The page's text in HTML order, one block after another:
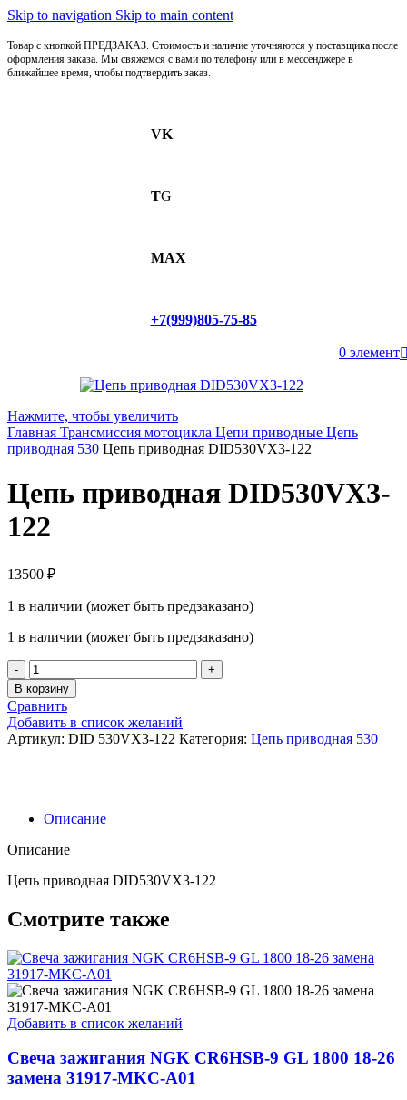
Skip to navigation Skip to main content
Товар с кнопкой ПРЕДЗАКАЗ. Стоимость и наличие уточняются у поставщика после
оформления заказа. Мы свяжемся с вами по телефону или в мессенджере в
ближайшее время, чтобы подтвердить заказ.
VK
TG
MAX
+7(999)805-75-85
0 элемент
Нажмите, чтобы увеличить
Главная Трансмиссия мотоцикла Цепи приводные Цепь
приводная 530 Цепь приводная DID530VX3-122
Цепь приводная DID530VX3-
122
13500 ₽
1 в наличии (может быть предзаказано)
1 в наличии (может быть предзаказано)
Количество
товара
Цепь
приводная
DID530VX3-
122
В корзину
Сравнить
Добавить в список желаний
Артикул: DID 530VX3-122 Категория: Цепь приводная 530
Описание
Описание
Цепь приводная DID530VX3-122
Смотрите также
Добавить в список желаний
Свеча зажигания NGK CR6HSB-9 GL 1800 18-26
замена 31917-MKC-A01